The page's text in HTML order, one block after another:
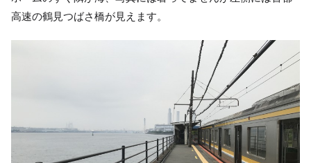
高速の鶴見つばさ橋が見えます。